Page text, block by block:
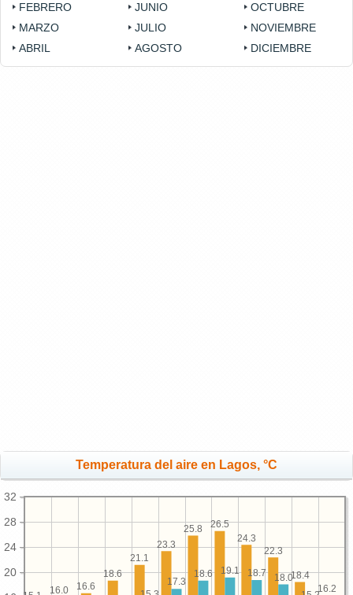
FEBRERO
MARZO
ABRIL
JUNIO
JULIO
AGOSTO
OCTUBRE
NOVIEMBRE
DICIEMBRE
Temperatura del aire en Lagos, °C
20
24
28
32
16.2
18.4
22.3
24.3
26.5
25.8
23.3
21.1
18.6
16.6
16.0
18.0
18.7
19.1
18.6
17.3